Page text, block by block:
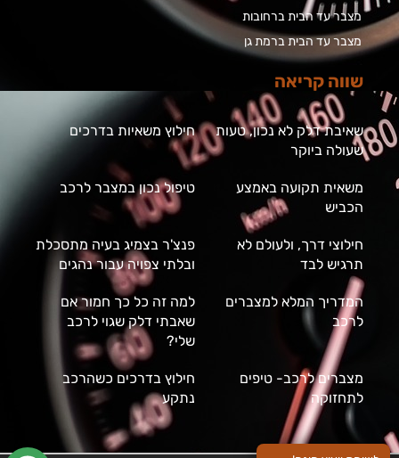
מצבר עד הבית ברחובות
מצבר עד הבית ברמת גן
שווה קריאה
שאיבת דלק לא נכון, טעות
שעולה ביוקר
חילוץ משאיות בדרכים
משאית תקועה באמצע
הכביש
טיפול נכון במצבר לרכב
חילוצי דרך, ולעולם לא
תרגיש לבד
פנצ'ר בצמיג בעיה מתסכלת
ובלתי צפויה עבור נהגים
המדריך המלא למצברים
לרכב
למה זה כל כך חמור אם
שאבתי דלק שגוי לרכב
שלי?
מצברים לרכב- טיפים
לתחזוקה
חילוץ בדרכים כשהרכב
נתקע